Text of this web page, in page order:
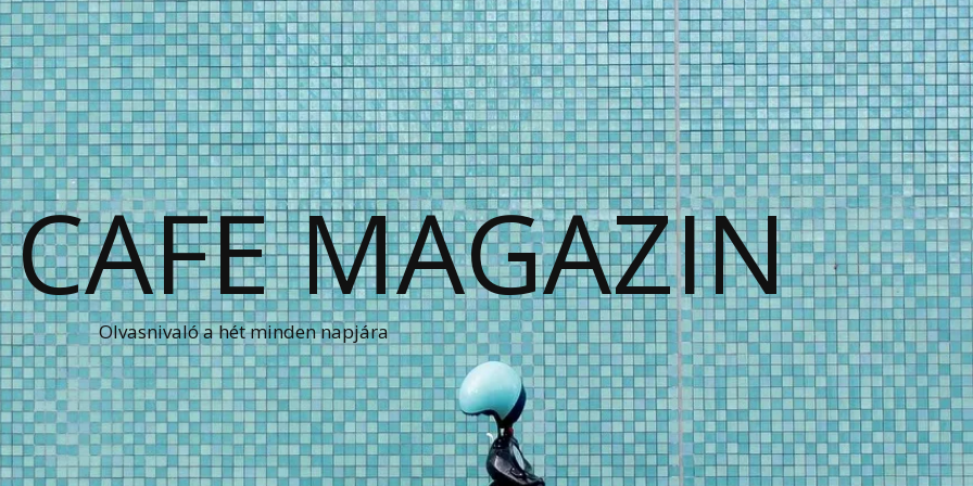
MAGAZIN
Olvasnivaló a hét minden napjára